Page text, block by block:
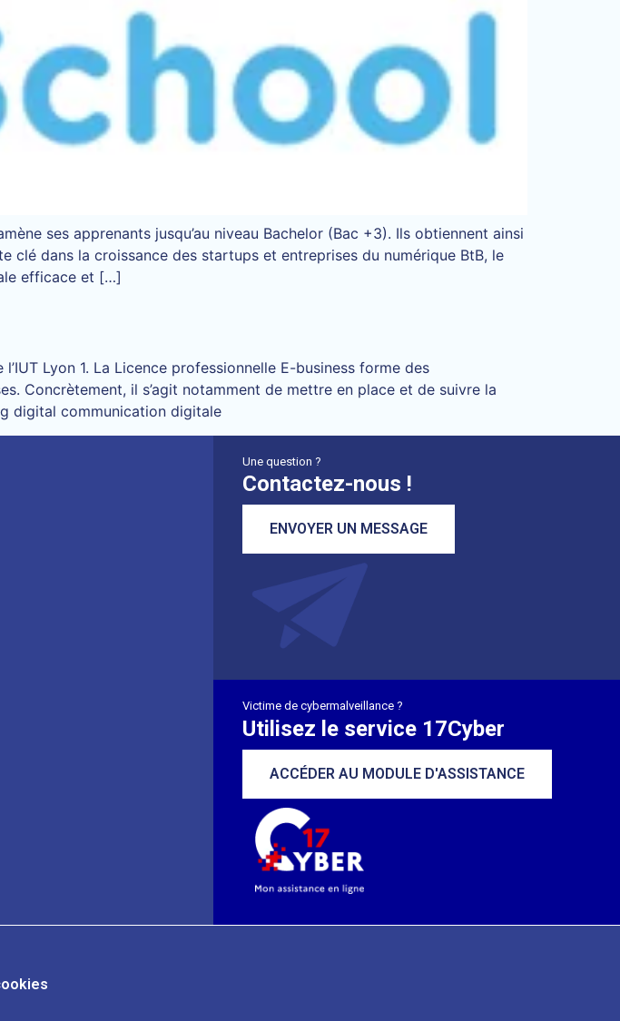
ses apprenants jusqu’au niveau Bachelor (Bac +3). Ils obtiennent ainsi
clé dans la croissance des startups et entreprises du numérique BtB, le
efficace et […]
Lyon 1. La Licence professionnelle E-business forme des
Concrètement, il s’agit notamment de mettre en place et de suivre la
digital communication digitale
Une question ?
Contactez-nous !
ENVOYER UN MESSAGE
Victime de cybermalveillance ?
Utilisez le service 17Cyber
ACCÉDER AU MODULE D'ASSISTANCE